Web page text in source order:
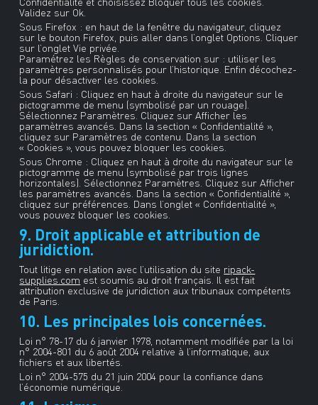
Validez sur Ok.
Sous Firefox : en haut de la fenêtre du navigateur, cliquez
sur le bouton Firefox, puis aller dans l’onglet Options. Cliquer
sur l’onglet Vie privée.
Paramétrez les Règles de conservation sur : utiliser les
paramètres personnalisés pour l’historique. Enfin décochez-
la pour désactiver les cookies.
Sous Safari : Cliquez en haut à droite du navigateur sur le
pictogramme de menu (symbolisé par un rouage).
Sélectionnez Paramètres. Cliquez sur Afficher les
paramètres avancés. Dans la section « Confidentialité »,
cliquez sur Paramètres de contenu. Dans la section
« Cookies », vous pouvez bloquer les cookies.
Sous Chrome : Cliquez en haut à droite du navigateur sur le
pictogramme de menu (symbolisé par trois lignes
horizontales). Sélectionnez Paramètres. Cliquez sur Afficher
les paramètres avancés. Dans la section « Confidentialité »,
cliquez sur préférences. Dans l’onglet « Confidentialité »,
vous pouvez bloquer les cookies.
9. Droit applicable et attribution de
juridiction.
Tout litige en relation avec l’utilisation du site ripack-
supplies.com est soumis au droit français. Il est fait
attribution exclusive de juridiction aux tribunaux compétents
de Paris.
10. Les principales lois concernées.
Loi n° 78-17 du 6 janvier 1978, notamment modifiée par la loi
n° 2004-801 du 6 août 2004 relative à l’informatique, aux
fichiers et aux libertés.
Loi n° 2004-575 du 21 juin 2004 pour la confiance dans
l’économie numérique.